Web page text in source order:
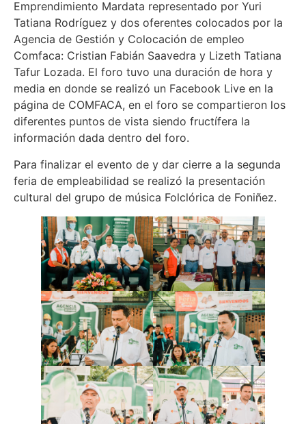
Emprendimiento Mardata representado por Yuri
Tatiana Rodríguez y dos oferentes colocados por la
Agencia de Gestión y Colocación de empleo
Comfaca: Cristian Fabián Saavedra y Lizeth Tatiana
Tafur Lozada. El foro tuvo una duración de hora y
media en donde se realizó un Facebook Live en la
página de COMFACA, en el foro se compartieron los
diferentes puntos de vista siendo fructífera la
información dada dentro del foro.
Para finalizar el evento de y dar cierre a la segunda
feria de empleabilidad se realizó la presentación
cultural del grupo de música Folclórica de Foniñez.